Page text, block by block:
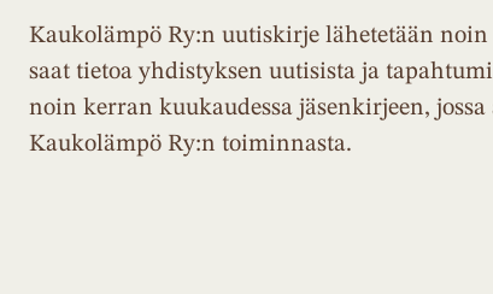
Kaukolämpö Ry:n uutiskirje lähetetään noin
saat tietoa yhdistyksen uutisista ja
noin kerran kuukaudessa jäsenkirjeen,
Kaukolämpö Ry:n toiminnasta.